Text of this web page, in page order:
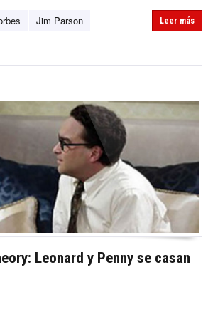
Jim Parson
Leer más
Leonard y Penny se casan